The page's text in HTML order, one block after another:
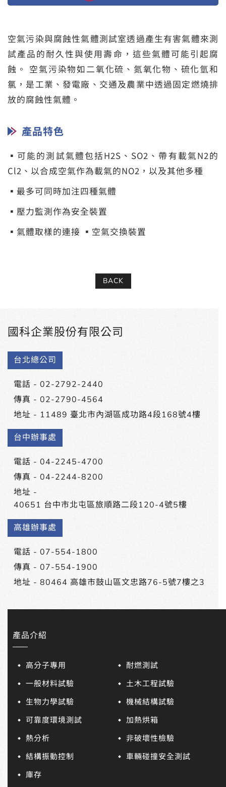
空氣污染與腐蝕性氣體測試室透過產生有害氣體來測
試產品的耐久性與使用壽命，這些氣體可能引起腐
蝕。 空氣污染物如二氧化硫、氮氧化物、硫化氫和
氯，是工業、發電廠、交通及農業中透過固定燃燒排
放的腐蝕性氣體。
產品特色
▪可能的測試氣體包括H2S、SO2、帶有載氣N2的
Cl2、以合成空氣作為載氣的NO2，以及其他多種
▪最多可同時加注四種氣體
▪壓力監測作為安全裝置
▪氣體取樣的連接 ▪空氣交換裝置
BACK
國科企業股份有限公司
台北總公司
電話 - 02-2792-2440
傳真 - 02-2790-4564
地址 - 11489 臺北市內湖區成功路4段168號4樓
台中辦事處
電話 - 04-2245-4700
傳真 - 04-2244-8200
地址 -
40651 台中市北屯區旅順路二段120-4號5樓
高雄辦事處
電話 - 07-554-1800
傳真 - 07-554-1900
地址 - 80464 高雄市鼓山區文忠路76-5號7樓之3
產品介紹
高分子專用
耐燃測試
一般材料試驗
土木工程試驗
生物力學試驗
機械結構試驗
可靠度環境測試
加熱烘箱
熱分析
非破壞性檢驗
結構振動控制
車輛碰撞安全測試
庫存